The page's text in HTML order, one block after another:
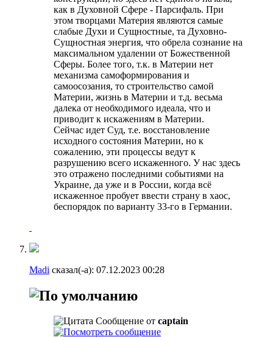
как в Духовной Сфере - Парсифаль. При
этом творцами Материя являются самые
слабые Духи и Сущностные, та Духовно-
Сущностная энергия, что обрела сознание на
максимальном удалении от Божественной
Сферы. Более того, т.к. в Материи нет
механизма самоформирования и
самоосозания, то строительство самой
Материи, жизнь в Материи и т.д. весьма
далека от необходимого идеала, что и
приводит к искажениям в Материи.
Сейчас идет Суд, т.е. восстановление
исходного состояния Материи, но к
сожалению, эти процессы ведут к
разрушению всего искаженного. У нас здесь
это отражено последними событиями на
Украине, да уже и в России, когда всё
искаженное пробует ввести страну в хаос,
беспорядок по варианту 33-го в Германии.
Madi сказал(-а): 07.12.2023 00:28
Сообщение от captain